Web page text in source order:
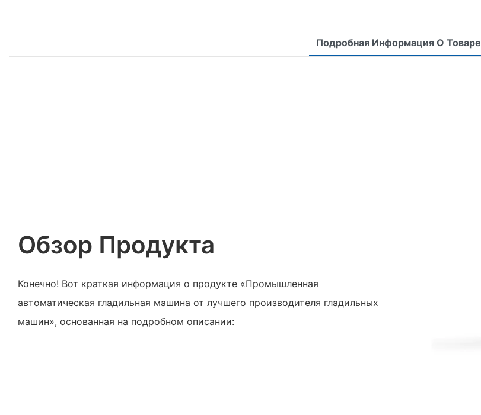
Подробная Информация О Товаре
Обзор Продукта
Конечно! Вот краткая информация о продукте «Промышленная
автоматическая гладильная машина от лучшего производителя гладильных
машин», основанная на подробном описании: